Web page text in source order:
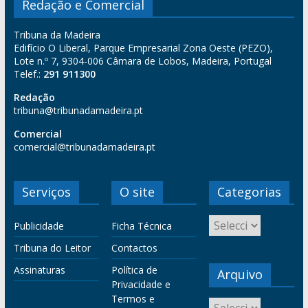
Redação e Comercial
Tribuna da Madeira
Edifício O Liberal, Parque Empresarial Zona Oeste (PEZO),
Lote n.º 7, 9304-006 Câmara de Lobos, Madeira, Portugal
Telef.: 291 911300
Redação
tribuna@tribunadamadeira.pt
Comercial
comercial@tribunadamadeira.pt
Serviços
Publicidade
Tribuna do Leitor
Assinaturas
O site
Ficha Técnica
Contactos
Política de
Privacidade e
Termos e
Categorias
Arquivo